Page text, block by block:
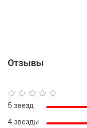
Отзывы
5 звезд
4 звезды